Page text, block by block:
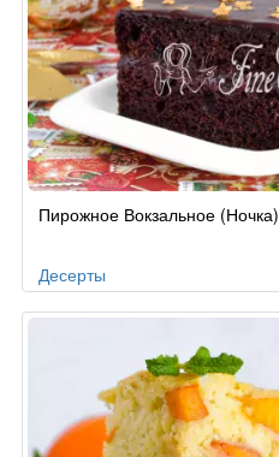
поПирожное Вокзальное (Ночка)
Десерты